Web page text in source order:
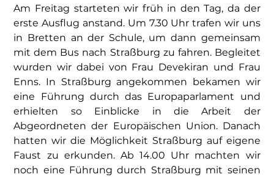
Am Freitag starteten wir früh in den Tag, da der
erste Ausflug anstand. Um 7.30 Uhr trafen wir uns
in Bretten an der Schule, um dann gemeinsam
mit dem Bus nach Straßburg zu fahren. Begleitet
wurden wir dabei von Frau Devekiran und Frau
Enns. In Straßburg angekommen bekamen wir
eine Führung durch das Europaparlament und
erhielten so Einblicke in die Arbeit der
Abgeordneten der Europäischen Union. Danach
hatten wir die Möglichkeit Straßburg auf eigene
Faust zu erkunden. Ab 14.00 Uhr machten wir
noch eine Führung durch Straßburg mit seinen